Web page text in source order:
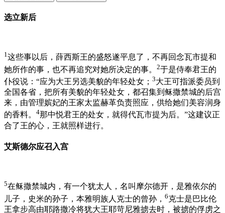
选立新后
1这些事以后，薛西斯王的盛怒遂平息了，不再回念瓦市提和
她所作的事，也不再追究对她所决定的事。 2于是侍奉君王的
仆役说：“应为大王另选美貌的年轻处女； 3大王可指派委员到
全国各省，把所有美貌的年轻处女，都召集到稣撒禁城的后宫
来，由管理嫔妃的王家太监赫革负责照应，供给她们美容润身
的香料。 4那中悦君王的处女，就得代瓦市提为后。”这建议正
合了王的心，王就照样进行。
艾斯德尔应召入宫
5在稣撒禁城内，有一个犹太人，名叫摩尔德开，是雅依尔的
儿子，史米的孙子，本雅明族人克士的曾孙， 6克士是巴比伦
王拿步高由耶路撒冷将犹大王耶苛尼雅掳去时，被掳的俘虏之